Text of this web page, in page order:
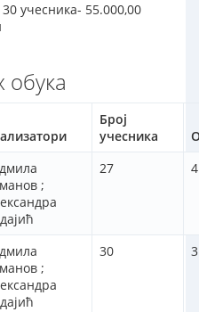
учесника- 55.000,00
обука
Број
учесника
;
27 4
;
30